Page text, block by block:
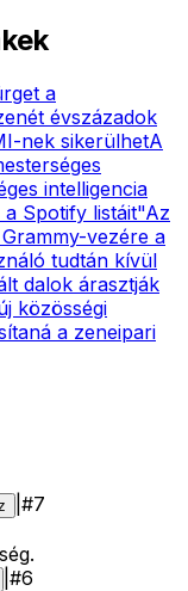
a
évszázadok
nek sikerülhetA
intelligencia
Spotify listáit"Az
vezére a
tudtán kívül
dalok árasztják
közösségi
a zeneipari
#7
#6